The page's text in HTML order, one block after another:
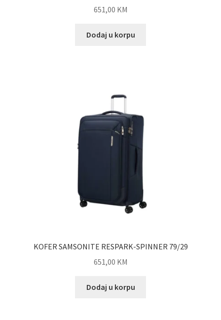
651,00 KM
Dodaj u korpu
KOFER SAMSONITE RESPARK-SPINNER 79/29
651,00 KM
Dodaj u korpu